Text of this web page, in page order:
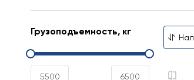
Грузоподъемность, кг